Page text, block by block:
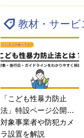
教材・サー
「こども性暴力防止
法」特設ページ公開…
対象事業者や防犯カメ
ラ設置を解説